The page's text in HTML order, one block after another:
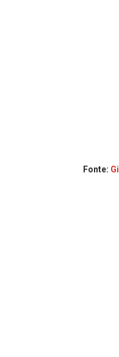
Fonte: